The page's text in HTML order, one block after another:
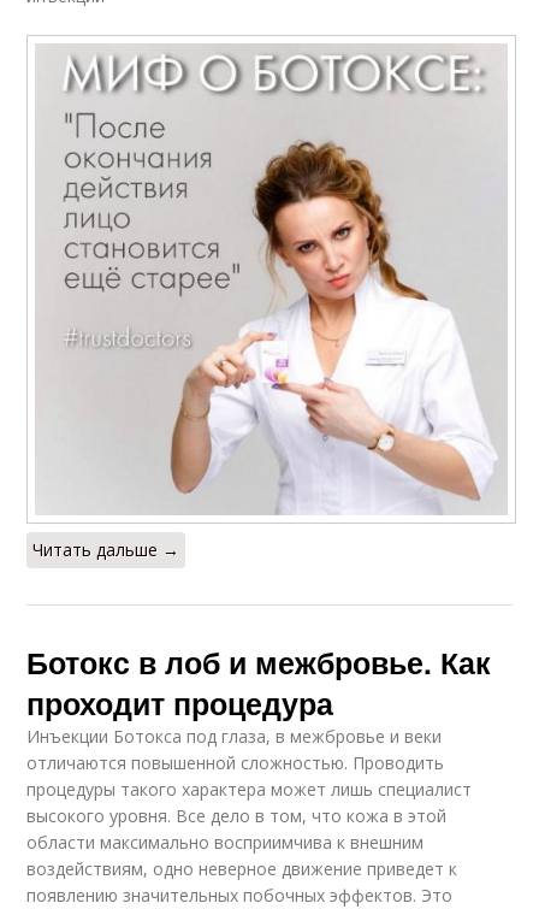
Читать дальше →
Ботокс в лоб и межбровье. Как
проходит процедура
Инъекции Ботокса под глаза, в межбровье и веки
отличаются повышенной сложностью. Проводить
процедуры такого характера может лишь специалист
высокого уровня. Все дело в том, что кожа в этой
области максимально восприимчива к внешним
воздействиям, одно неверное движение приведет к
появлению значительных побочных эффектов. Это